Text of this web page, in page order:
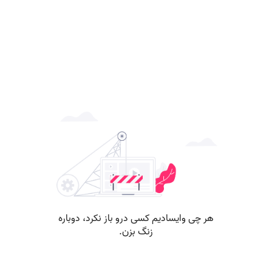
هر چی وایسادیم کسی درو باز نکرد، دوباره
زنگ بزن.